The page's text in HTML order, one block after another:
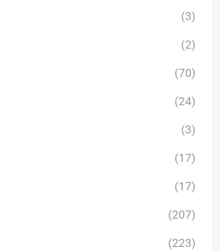
(3)
(2)
(70)
(24)
(3)
(17)
(17)
(207)
(223)